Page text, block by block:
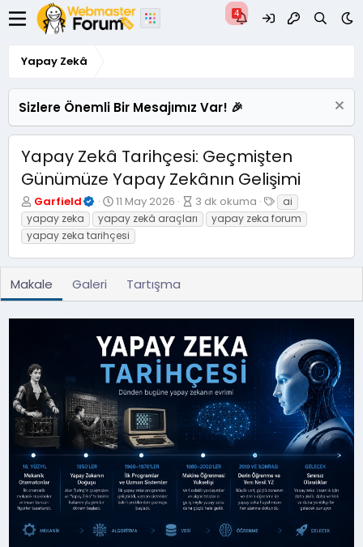
Yapay Zekâ
Sizlere Önemli Bir Mesajımız Var! 🎉
Yapay Zekâ Tarihçesi: Geçmişten
Günümüze Yapay Zekânın Gelişimi
Y
a
z
a
r
Garfield
Y
a
y
ı
m
n
m
t
a
r
h
i
11 May 2026
M
a
k
l
k
u
a
s
ü
r
e
s
3 dk okuma
E
t
i
e
e
r
ai
yapay zeka
yapay zekâ araçları
yapay zeka forum
yapay zeka tarihçesi
Makale Galeri Tartışma